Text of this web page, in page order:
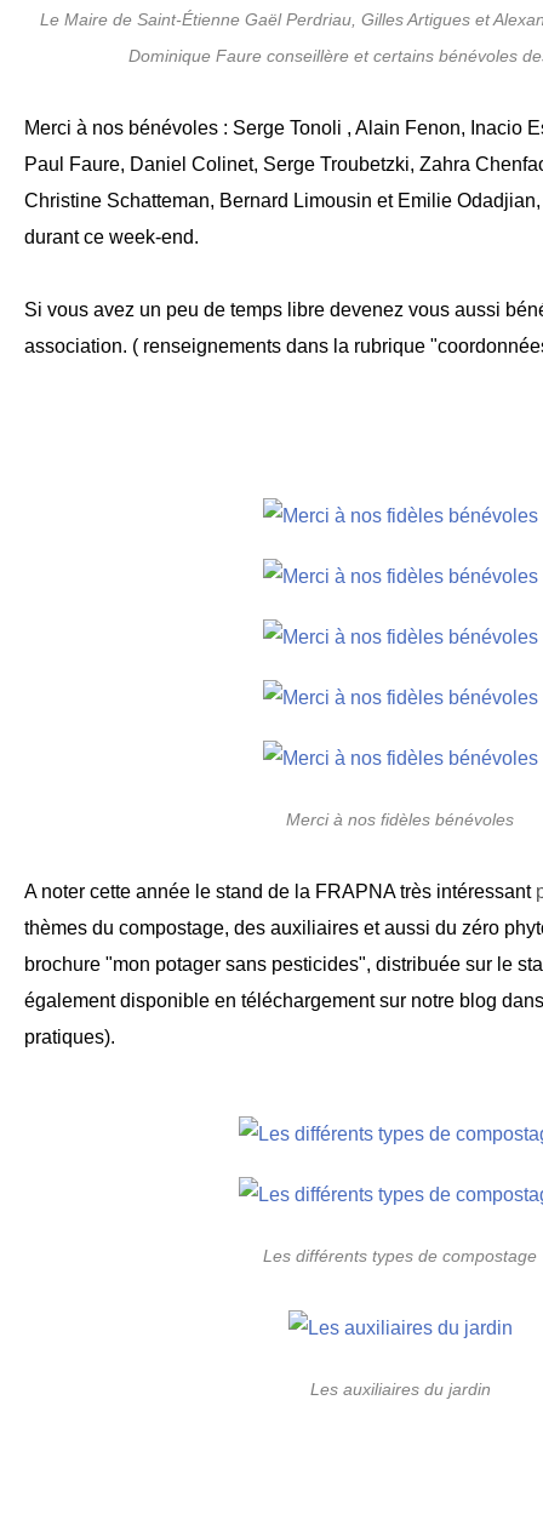
Le Maire de Saint-Étienne Gaël Perdriau, Gilles Artigues et
Dominique Faure conseillère et certains bénévoles
Merci à nos bénévoles : Serge Tonoli , Alain Fenon, Inacio
Paul Faure, Daniel Colinet, Serge Troubetzki, Zahra
Christine Schatteman, Bernard Limousin et Emilie
durant ce week-end.
Si vous avez un peu de temps libre devenez vous aussi
association. ( renseignements dans la rubrique
Merci à nos fidèles bénévoles
A noter cette année le stand de la FRAPNA très intéressant
thèmes du compostage, des auxiliaires et aussi du zéro
brochure "mon potager sans pesticides", distribuée sur le
également disponible en téléchargement sur notre blog
pratiques).
Les différents types de compostage
Les auxiliaires du jardin